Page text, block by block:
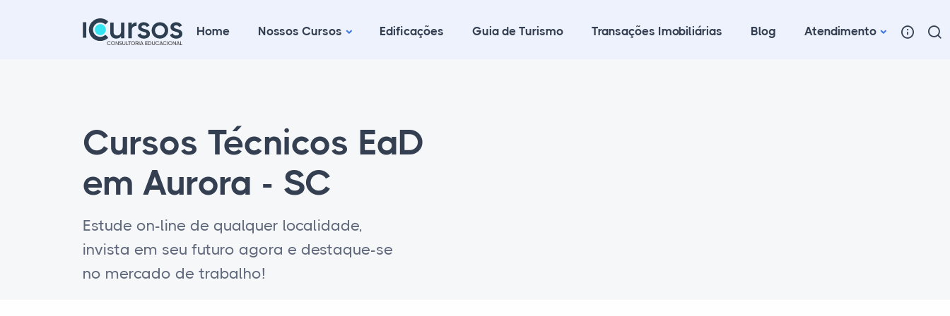
Home Nossos Cursos Edificações Guia de Turismo Transações Imobiliárias Blog Atendimento
Cursos Técnicos EaD
em Aurora - SC
Estude on-line de qualquer localidade,
invista em seu futuro agora e destaque-se
no mercado de trabalho!